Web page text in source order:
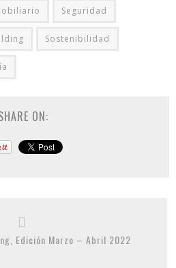
Seguridad
Sostenibilidad
ON:
Edición Marzo – Abril 2022